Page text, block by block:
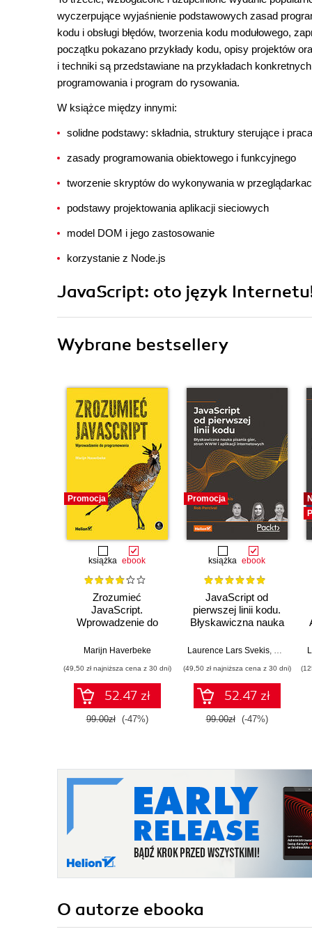
wyczerpujące wyjaśnienie podstawowych zasad
kodu i obsługi błędów, tworzenia kodu modułowego,
początku pokazano przykłady kodu, opisy projektów
i techniki są przedstawiane na przykładach
programowania i program do rysowania.
W książce między innymi:
solidne podstawy: składnia, struktury sterujące i
zasady programowania obiektowego i funkcyjnego
tworzenie skryptów do wykonywania w
podstawy projektowania aplikacji sieciowych
model DOM i jego zastosowanie
korzystanie z Node.js
JavaScript: oto język
Wybrane bestsellery
Promocja
książka ebook
Zrozumieć
JavaScript.
Wprowadzenie do
Marijn Haverbeke
(49,50 zł najniższa cena z 30 dni)
52.47 zł
99.00zł (-47%)
Promocja
książka ebook
JavaScript od
pierwszej linii kodu.
Błyskawiczna nauka
WWW i aplikacji
Laurence Lars Svekis, Maaike
(49,50 zł najniższa cena z 30 dni)
52.47 zł
99.00zł (-47%)
O autorze ebooka